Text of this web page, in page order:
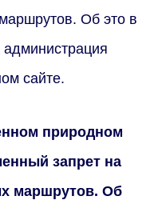
Об это в
сайте.
природном
запрет на
маршрутов. Об